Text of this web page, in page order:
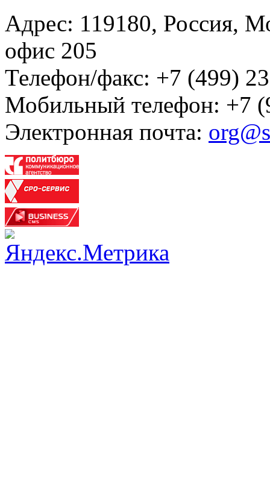
Адрес: 119180, Россия,
офис 205
Телефон/факс: +7 (499)
Мобильный телефон: +7
Электронная почта: